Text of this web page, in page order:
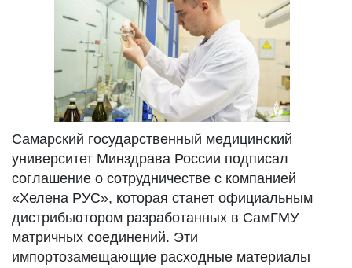
Самарский государственный медицинский
университет Минздрава России подписал
соглашение о сотрудничестве с компанией
«Хелена РУС», которая станет официальным
дистрибьютором разработанных в СамГМУ
матричных соединений. Эти
импортозамещающие расходные материалы